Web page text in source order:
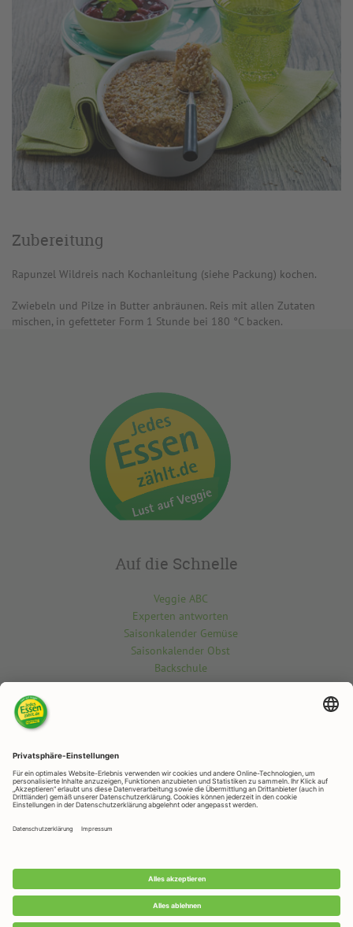
Zubereitung
Rapunzel Wildreis nach Kochanleitung (siehe Packung) kochen.
Zwiebeln und Pilze in Butter anbräunen. Reis mit allen Zutaten
mischen, in gefetteter Form 1 Stunde bei 180 °C backen.
Auf die Schnelle
Veggie ABC
Experten antworten
Saisonkalender Gemüse
Saisonkalender Obst
Backschule
beantworten wir deine Fragen.
Kontaktiere uns hier
Rapunzelstr. 1, 87764 Legau
veggie@rapunzel.de
RAPUNZEL NATURKOST GmbH © 2026 •Impressum&Datenschutz•